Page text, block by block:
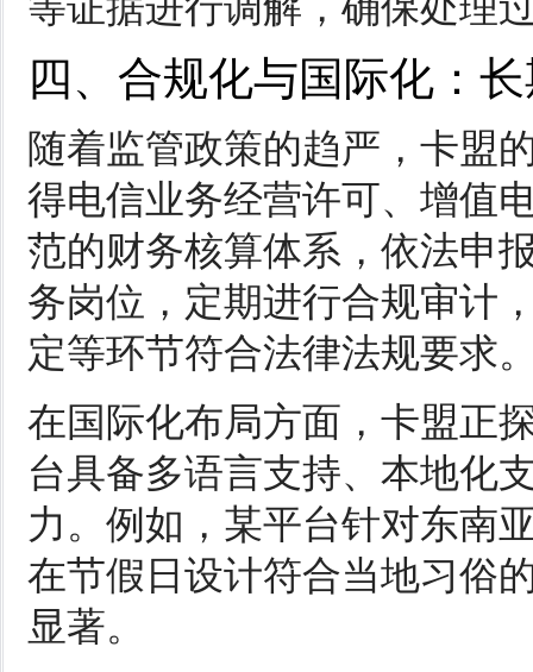
四、合规化与国际化：
随着监管政策的趋严，卡盟
得电信业务经营许可、增值
范的财务核算体系，依法申
务岗位，定期进行合规审计
定等环节符合法律法规要求
在国际化布局方面，卡盟正
台具备多语言支持、本地化
力。例如，某平台针对东南
在节假日设计符合当地习俗
显著。